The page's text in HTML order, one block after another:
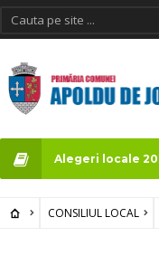
Alegeri locale
CONSILIUL LOCAL